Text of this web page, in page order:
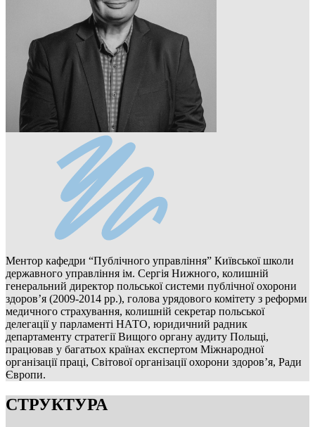
Ментор кафедри “Публічного управління” Київської школи
державного управління ім. Сергія Нижного, колишній
генеральний директор польської системи публічної охорони
здоров’я (2009-2014 рр.), голова урядового комітету з реформи
медичного страхування, колишній секретар польської
делегації у парламенті НАТО, юридичний радник
департаменту стратегії Вищого органу аудиту Польщі,
працював у багатьох країнах експертом Міжнародної
організації праці, Світової організації охорони здоров’я, Ради
Європи.
СТРУКТУРА